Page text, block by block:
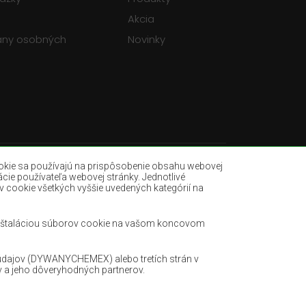
sa používajú na prispôsobenie obsahu webovej
používateľa webovej stránky. Jednotlivé
všetkých vyššie uvedených kategórií na
súborov cookie na vašom koncovom
(DYWANYCHEMEX) alebo tretích strán v
jeho dôveryhodných partnerov.
osobných
Akcia
Novinky
Fľašovité zelené koberce
Mätové koberce
Terakotové koberce